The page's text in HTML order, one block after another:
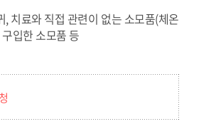
치료와 직접 관련이 없는 소모품(체온
입한 소모품 등